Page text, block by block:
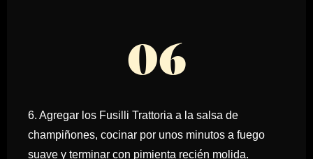
06
6. Agregar los Fusilli Trattoria a la salsa de
champiñones, cocinar por unos minutos a fuego
suave y terminar con pimienta recién molida.